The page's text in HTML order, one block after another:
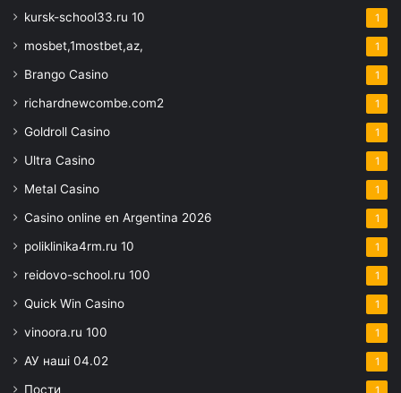
kursk-school33.ru 10 1
mosbet,1mostbet,az, 1
Brango Casino 1
richardnewcombe.com2 1
Goldroll Casino 1
Ultra Casino 1
Metal Casino 1
Casino online en Argentina 2026 1
poliklinika4rm.ru 10 1
reidovo-school.ru 100 1
Quick Win Casino 1
vinoora.ru 100 1
АУ наші 04.02 1
Пости